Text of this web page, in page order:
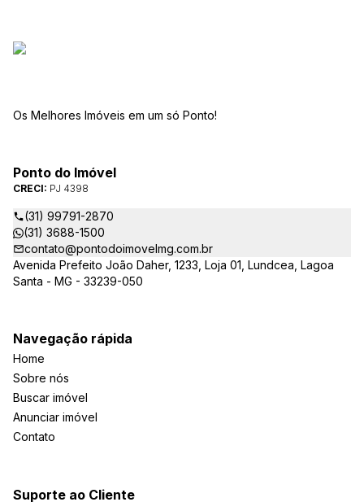
Os Melhores Imóveis em um só Ponto!
Ponto do Imóvel
CRECI: PJ 4398
(31) 99791-2870
(31) 3688-1500
contato@pontodoimovelmg.com.br
Avenida Prefeito João Daher, 1233, Loja 01, Lundcea, Lagoa
Santa - MG - 33239-050
Navegação rápida
Home
Sobre nós
Buscar imóvel
Anunciar imóvel
Contato
Suporte ao Cliente